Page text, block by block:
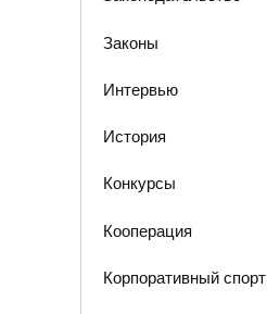
Законы
Интервью
История
Конкурсы
Кооперация
Корпоративный спорт